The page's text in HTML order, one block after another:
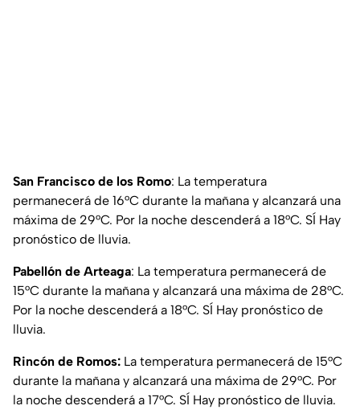
San Francisco de los Romo: La temperatura
permanecerá de 16°C durante la mañana y alcanzará una
máxima de 29°C. Por la noche descenderá a 18°C. SÍ Hay
pronóstico de lluvia.
Pabellón de Arteaga: La temperatura permanecerá de
15°C durante la mañana y alcanzará una máxima de 28°C.
Por la noche descenderá a 18°C. SÍ Hay pronóstico de
lluvia.
Rincón de Romos: La temperatura permanecerá de 15°C
durante la mañana y alcanzará una máxima de 29°C. Por
la noche descenderá a 17°C. SÍ Hay pronóstico de lluvia.